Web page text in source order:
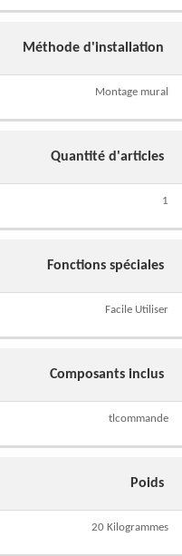
Méthode d'installation
Montage mural
Quantité d'articles
1
Fonctions spéciales
Facile Utiliser
Composants inclus
tlcommande
Poids
20 Kilogrammes